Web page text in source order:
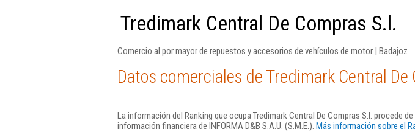
Tredimark Central De Compras S.l.
Comercio al por mayor de repuestos y accesorios de vehículos de motor | Badajoz
Datos comerciales de Tredimark Central De
La información del Ranking que ocupa Tredimark Central De Compras S.l. procede
información financiera de INFORMA D&B S.A.U. (S.M.E.). Más información sobre el